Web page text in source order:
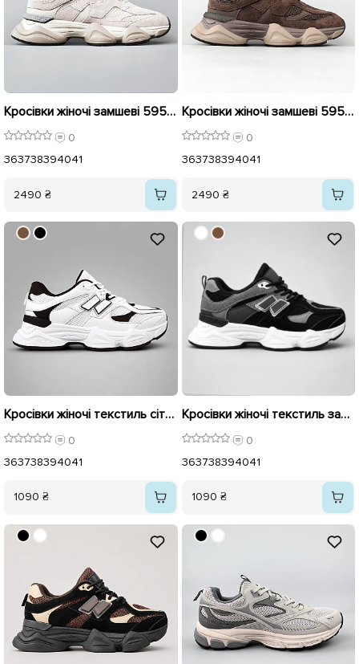
Кросівки жіночі замшеві 595995 Бежеві
0
363738394041
2490 ₴
Кросівки жіночі замшеві 595994 Коричневі
0
363738394041
2490 ₴
Кросівки жіночі текстиль сітка 595939 Білі коричневі
0
363738394041
1090 ₴
Кросівки жіночі текстиль замш сітка 595941 Чорний з сірим
0
363738394041
1090 ₴